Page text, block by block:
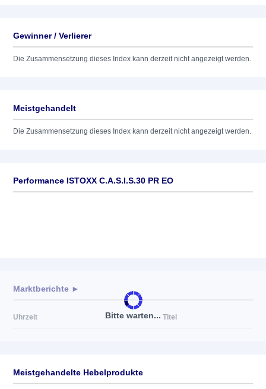
Gewinner / Verlierer
Die Zusammensetzung dieses Index kann derzeit nicht angezeigt werden.
Meistgehandelt
Die Zusammensetzung dieses Index kann derzeit nicht angezeigt werden.
Performance ISTOXX C.A.S.I.S.30 PR EO
Bitte warten...
Marktberichte ►
Uhrzeit Titel
Meistgehandelte Hebelprodukte